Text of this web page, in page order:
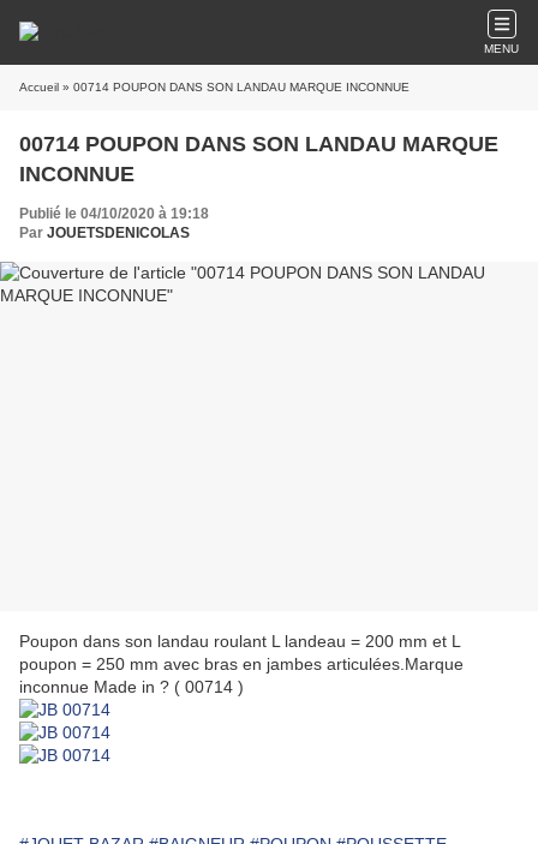
MENU
Accueil » 00714 POUPON DANS SON LANDAU MARQUE INCONNUE
00714 POUPON DANS SON LANDAU MARQUE
INCONNUE
Publié le 04/10/2020 à 19:18
Par JOUETSDENICOLAS
Poupon dans son landau roulant L landeau = 200 mm et L
poupon = 250 mm avec bras en jambes articulées.Marque
inconnue Made in ? ( 00714 )